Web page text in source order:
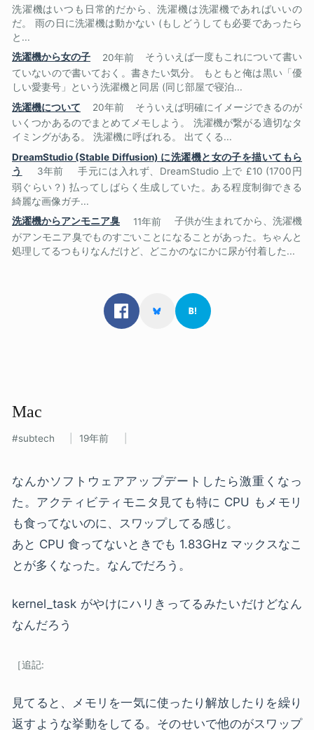
洗濯機はいつも日常的だから、洗濯機は洗濯機であればいいの
だ。 雨の日に洗濯機は動かない (もしどうしても必要であったら
と...
洗濯機から女の子
20年前
そういえば一度もこれについて書い
ていないので書いておく。書きたい気分。 もともと俺は黒い「優
しい愛妻号」という洗濯機と同居 (同じ部屋で寝泊...
洗濯機について
20年前
そういえば明確にイメージできるのが
いくつかあるのでまとめてメモしよう。 洗濯機が繋がる適切なタ
イミングがある。 洗濯機に呼ばれる。 出てくる...
DreamStudio (Stable Diffusion) に洗濯機と女の子を描いてもら
う
3年前
手元には入れず、DreamStudio 上で £10 (1700円
弱ぐらい？) 払ってしばらく生成していた。ある程度制御できる
綺麗な画像ガチ...
洗濯機からアンモニア臭
11年前
子供が生まれてから、洗濯機
がアンモニア臭でものすごいことになることがあった。ちゃんと
処理してるつもりなんだけど、どこかのなにかに尿が付着した...
Mac
subtech 19年前
なんかソフトウェアアップデートしたら激重くなっ
た。アクティビティモニタ見ても特に CPU もメモリ
も食ってないのに、スワップしてる感じ。
あと CPU 食ってないときでも 1.83GHz マックスなこ
とが多くなった。なんでだろう。
kernel_task がやけにハリきってるみたいだけどなん
なんだろう
見てると、メモリを一気に使ったり解放したりを繰り
返すような挙動をしてる。そのせいで他のがスワップ